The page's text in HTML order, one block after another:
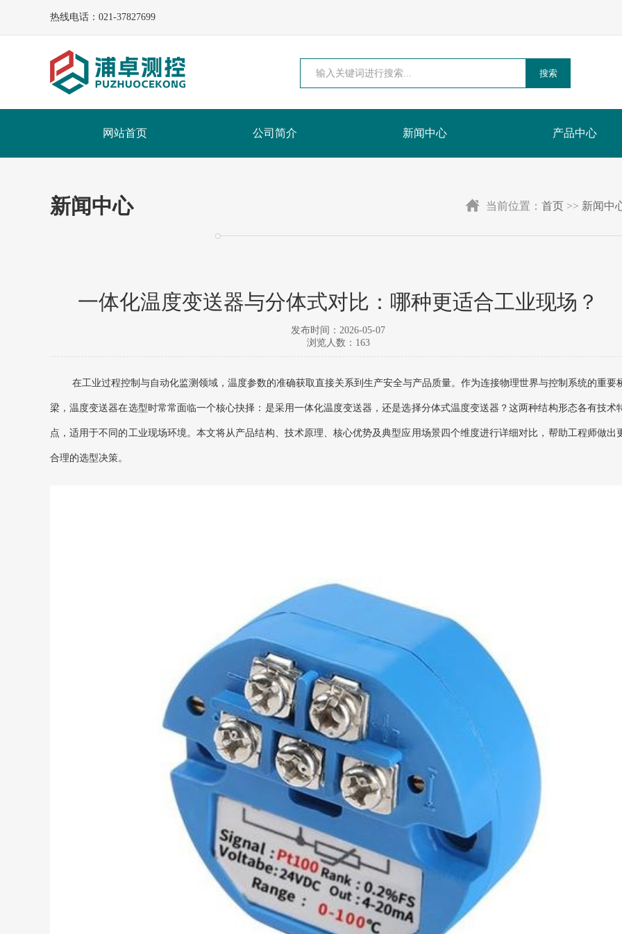
热线电话：021-37827699
搜索
网站首页 公司简介 新闻中心 产品中心
新闻中心 当前位置： 首页 >> 新闻中
一体化温度变送器与分体式对比：哪种更适合工业现场？
发布时间：2026-05-07
浏览人数：163
在工业过程控制与自动化监测领域，温度参数的准确获取直接关系到生产安全与产品质量。作为连接物理世界与控制系统的重要
梁，温度变送器在选型时常常面临一个核心抉择：是采用一体化温度变送器，还是选择分体式温度变送器？这两种结构形态各有技术
点，适用于不同的工业现场环境。本文将从产品结构、技术原理、核心优势及典型应用场景四个维度进行详细对比，帮助工程师做出
合理的选型决策。